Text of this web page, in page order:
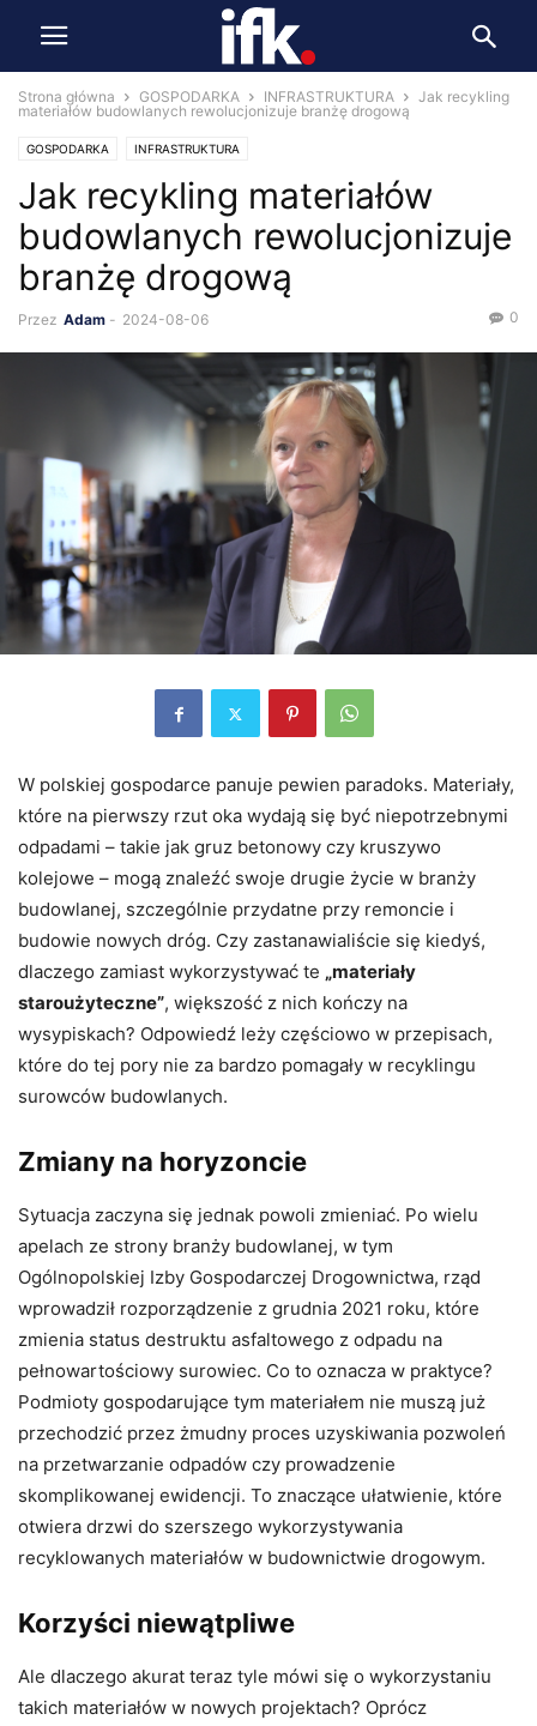
Strona główna GOSPODARKA INFRASTRUKTURA
Jak recykling
materiałów budowlanych rewolucjonizuje branżę drogową
GOSPODARKA INFRASTRUKTURA
Jak recykling materiałów
budowlanych rewolucjonizuje
branżę drogową
Przez Adam - 2024-08-06 0
W polskiej gospodarce panuje pewien paradoks. Materiały,
które na pierwszy rzut oka wydają się być niepotrzebnymi
odpadami – takie jak gruz betonowy czy kruszywo
kolejowe – mogą znaleźć swoje drugie życie w branży
budowlanej, szczególnie przydatne przy remoncie i
budowie nowych dróg. Czy zastanawialiście się kiedyś,
dlaczego zamiast wykorzystywać te „materiały
staroużyteczne”, większość z nich kończy na
wysypiskach? Odpowiedź leży częściowo w przepisach,
które do tej pory nie za bardzo pomagały w recyklingu
surowców budowlanych.
Zmiany na horyzoncie
Sytuacja zaczyna się jednak powoli zmieniać. Po wielu
apelach ze strony branży budowlanej, w tym
Ogólnopolskiej Izby Gospodarczej Drogownictwa, rząd
wprowadził rozporządzenie z grudnia 2021 roku, które
zmienia status destruktu asfaltowego z odpadu na
pełnowartościowy surowiec. Co to oznacza w praktyce?
Podmioty gospodarujące tym materiałem nie muszą już
przechodzić przez żmudny proces uzyskiwania pozwoleń
na przetwarzanie odpadów czy prowadzenie
skomplikowanej ewidencji. To znaczące ułatwienie, które
otwiera drzwi do szerszego wykorzystywania
recyklowanych materiałów w budownictwie drogowym.
Korzyści niewątpliwe
Ale dlaczego akurat teraz tyle mówi się o wykorzystaniu
takich materiałów w nowych projektach? Oprócz